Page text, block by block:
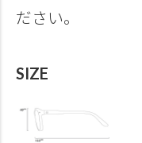
ださい。
SIZE